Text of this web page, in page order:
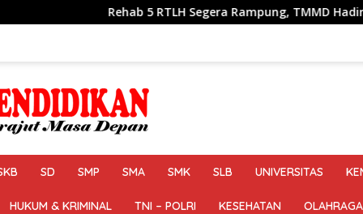
Rehab 5 RTLH Segera Rampung, TMMD Hadirkan Harapan
SD SMP SMA SMK SLB UNIVERSITAS
HUKUM & KRIMINAL TNI – POLRI KESEHATAN OLAHRAGA